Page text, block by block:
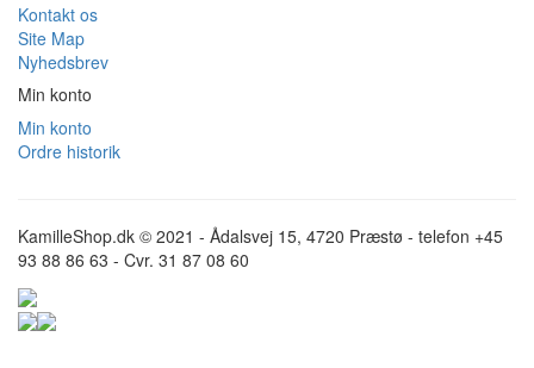
Kontakt os
Site Map
Nyhedsbrev
Min konto
Min konto
Ordre historik
KamilleShop.dk © 2021 - Ådalsvej 15, 4720 Præstø - telefon +45
93 88 86 63 - Cvr. 31 87 08 60